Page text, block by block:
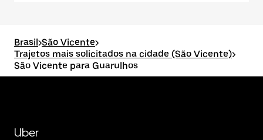
Brasil>São Vicente>
Trajetos mais solicitados na cidade (São Vicente)>
São Vicente para Guarulhos
Uber